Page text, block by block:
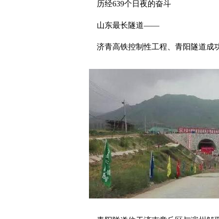
历经639个日夜的奋斗
山东最长隧道——
济青高铁控制性工程、青阳隧道成